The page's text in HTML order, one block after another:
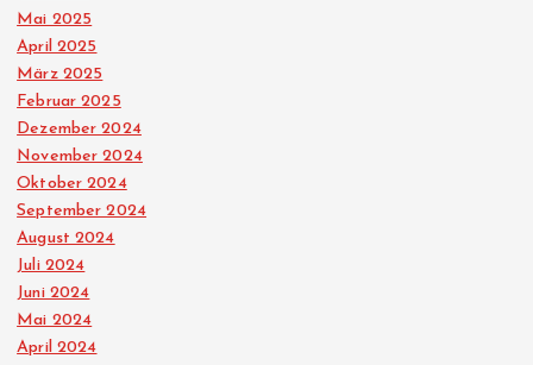
Mai 2025
April 2025
März 2025
Februar 2025
Dezember 2024
November 2024
Oktober 2024
September 2024
August 2024
Juli 2024
Juni 2024
Mai 2024
April 2024